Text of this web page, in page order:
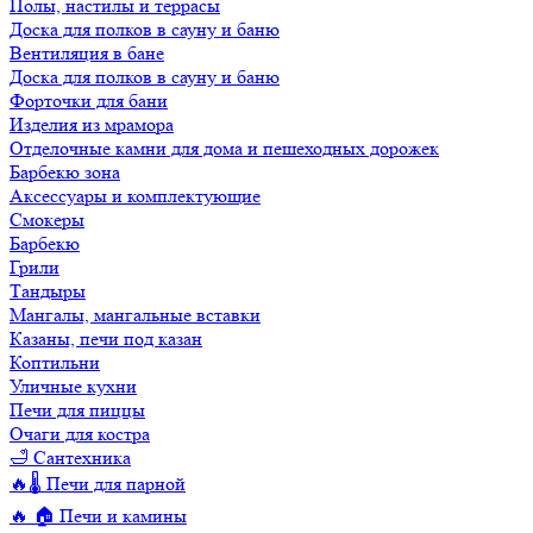
Полы, настилы и террасы
Доска для полков в сауну и баню
Вентиляция в бане
Доска для полков в сауну и баню
Форточки для бани
Изделия из мрамора
Отделочные камни для дома и пешеходных дорожек
Барбекю зона
Аксессуары и комплектующие
Смокеры
Барбекю
Грили
Тандыры
Мангалы, мангальные вставки
Казаны, печи под казан
Коптильни
Уличные кухни
Печи для пиццы
Очаги для костра
🛁 Сантехника
🔥🌡️ Печи для парной
🔥 🏠 Печи и камины